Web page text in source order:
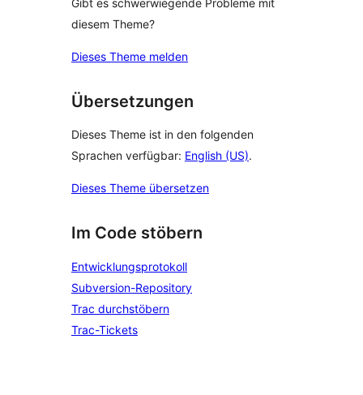
diesem Theme?
Dieses Theme melden
Übersetzungen
Dieses Theme ist in den folgenden
Sprachen verfügbar: English (US).
Dieses Theme übersetzen
Im Code stöbern
Entwicklungsprotokoll
Subversion-Repository
Trac durchstöbern
Trac-Tickets